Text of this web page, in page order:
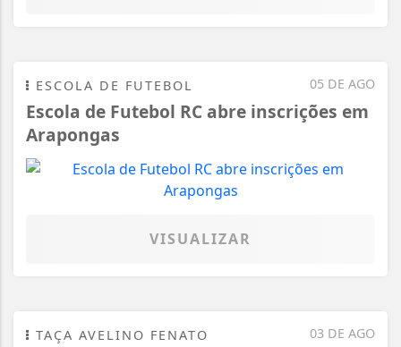
05 DE AGO
ESCOLA DE FUTEBOL
Escola de Futebol RC abre inscrições em
Arapongas
VISUALIZAR
03 DE AGO
TAÇA AVELINO FENATO